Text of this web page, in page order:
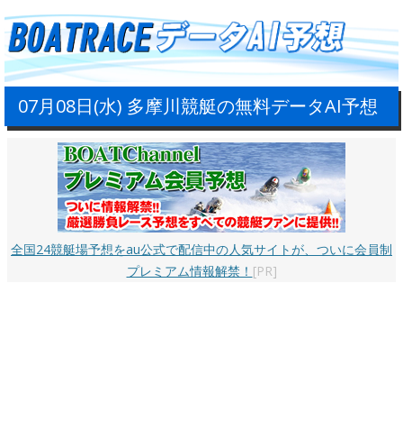
07月08日(水) 多摩川競艇の無料データAI予想
全国24競艇場予想をau公式で配信中の人気サイトが、ついに会員制
プレミアム情報解禁！ [PR]